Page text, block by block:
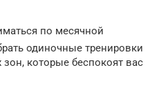
по месячной
одиночные тренировки
которые беспокоят вас